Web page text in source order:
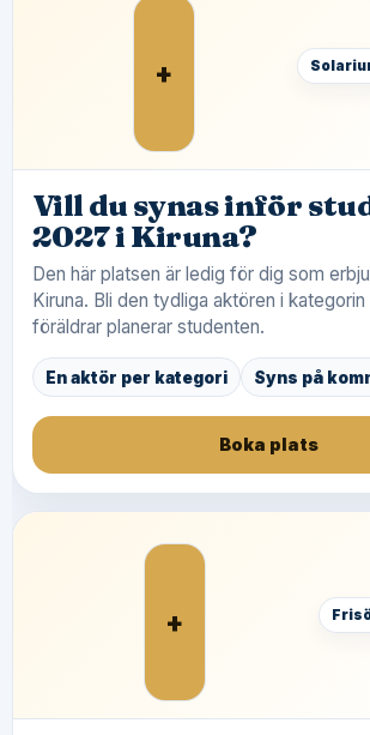
+
Vill du synas inför
2027 i Kiruna?
Den här platsen är ledig för dig som
Kiruna. Bli den tydliga aktören i
föräldrar planerar studenten.
En aktör per kategori Syns på
Boka plats
+